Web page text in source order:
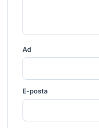
Ad
E-posta